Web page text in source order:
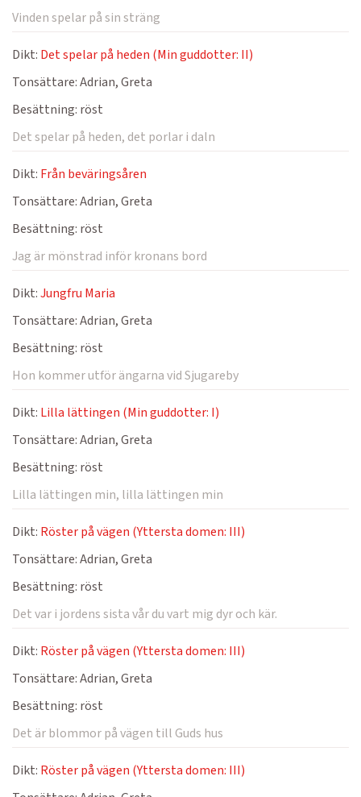
Vinden spelar på sin sträng
Dikt: Det spelar på heden (Min guddotter: II)
Tonsättare:Adrian, Greta
Besättning: röst
Det spelar på heden, det porlar i daln
Dikt: Från beväringsåren
Tonsättare:Adrian, Greta
Besättning: röst
Jag är mönstrad inför kronans bord
Dikt:Jungfru Maria
Tonsättare:Adrian, Greta
Besättning: röst
Hon kommer utför ängarna vid Sjugareby
Dikt: Lilla lättingen (Min guddotter: I)
Tonsättare:Adrian, Greta
Besättning: röst
Lilla lättingen min, lilla lättingen min
Dikt: Röster på vägen (Yttersta domen: III)
Tonsättare:Adrian, Greta
Besättning: röst
Det var i jordens sista vår du vart mig dyr och kär.
Dikt: Röster på vägen (Yttersta domen: III)
Tonsättare:Adrian, Greta
Besättning: röst
Det är blommor på vägen till Guds hus
Dikt: Röster på vägen (Yttersta domen: III)